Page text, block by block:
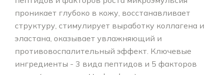
проникает глубоко в кожу, восстанавливает
структуру, стимулирует выработку коллагена и
эластана, оказывает увлажняющий и
противовоспалительный эффект. Ключевые
ингредиенты - 3 вида пептидов и 5 факторов